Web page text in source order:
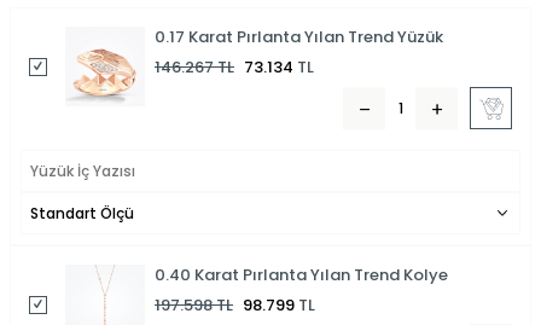
0.17 Karat Pırlanta Yılan Trend Yüzük
146.267TL 73.134 TL
0.40 Karat Pırlanta Yılan Trend Kolye
197.598TL 98.799 TL